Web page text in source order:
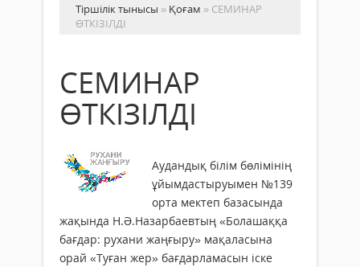
Тіршілік тынысы » Қоғам » СЕМИНАР
ӨТКІЗІЛДІ
СЕМИНАР
ӨТКІЗІЛДІ
Аудандық білім бөлімінің
ұйымдастыруымен №139
орта мектеп базасында
жақында Н.Ә.Назарбаевтың «Болашаққа
бағдар: рухани жаңғыру» мақаласына
орай «Туған жер» бағдарламасын іске